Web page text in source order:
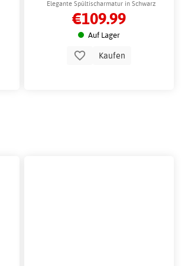
Elegante Spültischarmatur in Schwarz
€109.99
Auf Lager
Kaufen